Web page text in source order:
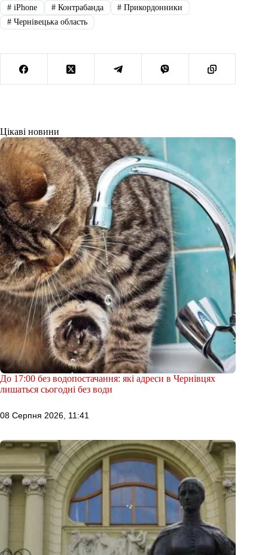
#iPhone #Контрабанда # Прикордонники
#Чернівецька область
Цікаві новини
До 17:00 без водопостачання: які адреси в Чернівцях
лишаться сьогодні без води
08 Серпня 2026, 11:41